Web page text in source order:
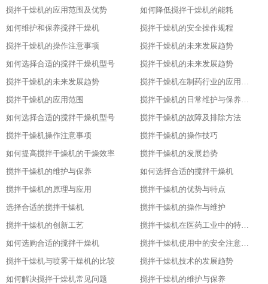
搅拌干燥机的应用范围及优势
如何降低搅拌干燥机的能耗
如何维护和保养搅拌干燥机
搅拌干燥机的安全操作规程
搅拌干燥机的操作注意事项
搅拌干燥机的未来发展趋势
如何选择合适的搅拌干燥机型号
搅拌干燥机的未来发展趋势
搅拌干燥机的未来发展趋势
搅拌干燥机在制药行业的应用及优势
搅拌干燥机的应用范围
搅拌干燥机的日常维护与保养技巧
如何选择合适的搅拌干燥机型号
搅拌干燥机的故障及排除方法
搅拌干燥机操作注意事项
搅拌干燥机的操作技巧
如何提高搅拌干燥机的干燥效率
搅拌干燥机的发展趋势
搅拌干燥机的维护与保养
如何选择合适的搅拌干燥机
搅拌干燥机的原理与应用
搅拌干燥机的优势与特点
选择合适的搅拌干燥机
搅拌干燥机的操作与维护
搅拌干燥机的创新工艺
搅拌干燥机在医药工业中的特殊应用
如何选购合适的搅拌干燥机
搅拌干燥机使用中的安全注意事项
搅拌干燥机与喷雾干燥机的比较
搅拌干燥机技术的发展趋势
如何解决搅拌干燥机常见问题
搅拌干燥机的维护与保养